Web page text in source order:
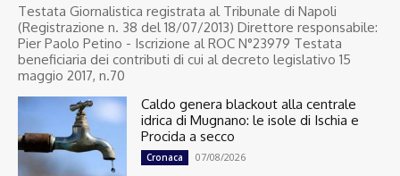
Testata Giornalistica registrata al Tribunale di Napoli
(Registrazione n. 38 del 18/07/2013) Direttore responsabile:
Pier Paolo Petino - Iscrizione al ROC N°23979 Testata
beneficiaria dei contributi di cui al decreto legislativo 15
maggio 2017, n.70
Caldo genera blackout alla centrale
idrica di Mugnano: le isole di Ischia e
Procida a secco
Cronaca 07/08/2026